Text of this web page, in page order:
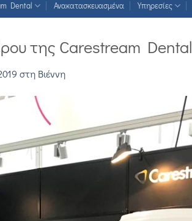
Dental Ανακατασκευασμένα Υπηρεσίες
της Carestream Dental
στη Βιέννη